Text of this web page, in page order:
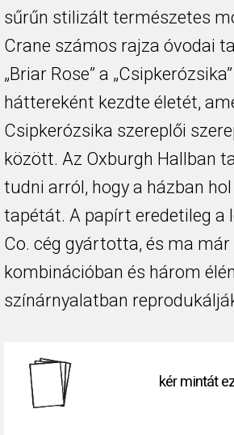
sűrűn stilizált természetes
Crane számos rajza óvodai
„Briar Rose” a
háttereként kezdte életét,
Csipkerózsika szereplői
között. Az Oxburgh Hallban
tudni arról, hogy a házban
tapétát. A papírt eredetileg a
Co. cég gyártotta, és ma
kombinációban és három
színárnyalatban
kér mintát